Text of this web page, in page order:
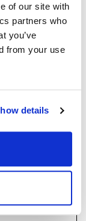
of our site with
partners who
you’ve
from your use
details